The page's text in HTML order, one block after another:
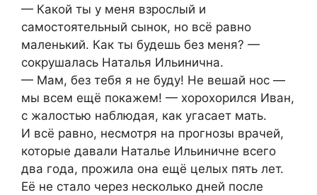
— Какой ты у меня взрослый и
самостоятельный сынок, но всё равно
маленький. Как ты будешь без меня? —
сокрушалась Наталья Ильинична.
— Мам, без тебя я не буду! Не вешай нос —
мы всем ещё покажем! — хорохорился Иван,
с жалостью наблюдая, как угасает мать.
И всё равно, несмотря на прогнозы врачей,
которые давали Наталье Ильиничне всего
два года, прожила она ещё целых пять лет.
Её не стало через несколько дней после